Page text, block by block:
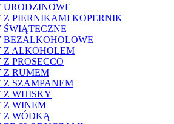
URODZINOWE
Z PIERNIKAMI KOPERNIK
ŚWIĄTECZNE
BEZALKOHOLOWE
Z ALKOHOLEM
Z PROSECCO
Z RUMEM
Z SZAMPANEM
Z WHISKY
Z WINEM
Z WÓDKĄ